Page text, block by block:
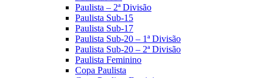
Paulista – 2ª Divisão
Paulista Sub-15
Paulista Sub-17
Paulista Sub-20 – 1ª Divisão
Paulista Sub-20 – 2ª Divisão
Paulista Feminino
Copa Paulista